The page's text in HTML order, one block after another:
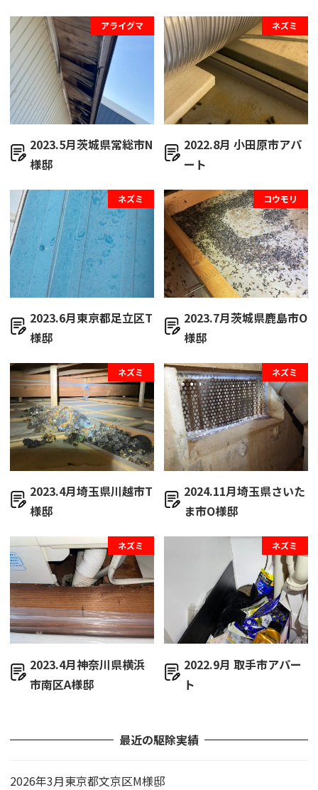
アライグマ
2023.5月茨城県常総市N
様邸
ネズミ
2022.8月 小田原市アパ
ート
ネズミ
2023.6月東京都足立区T
様邸
コウモリ
2023.7月茨城県鹿島市O
様邸
ネズミ
2023.4月埼玉県川越市T
様邸
ネズミ
2024.11月埼玉県さいた
ま市O様邸
ネズミ
2023.4月神奈川県横浜
市南区A様邸
ネズミ
2022.9月 取手市アパー
ト
最近の駆除実績
2026年3月東京都文京区M様邸